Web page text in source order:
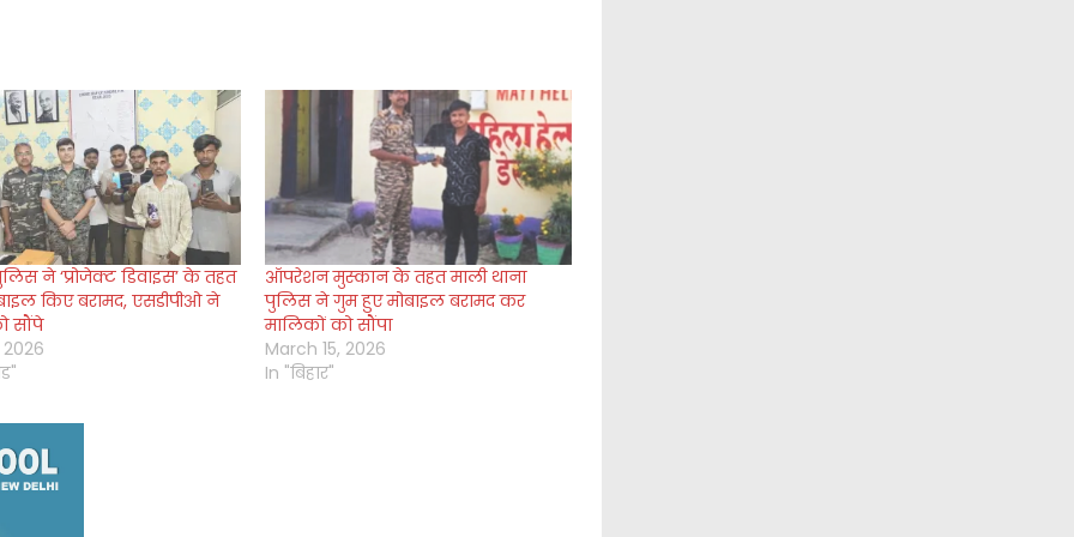
ने ‘प्रोजेक्ट डिवाइस’ के तहत
किए बरामद, एसडीपीओ ने
सौंपे
ऑपरेशन मुस्कान के तहत माली थाना
पुलिस ने गुम हुए मोबाइल बरामद कर
मालिकों को सौंपा
March 15, 2026
In "बिहार"